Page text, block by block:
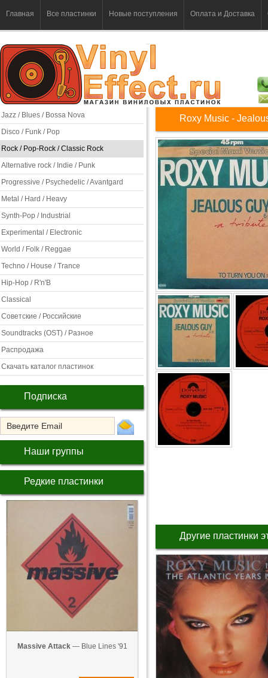
Главная Все пластинки Новые поступления Оплата и Доставка
Jazz / Blues / Bossa Nova
Disco / Funk / Pop
Rock / Pop-Rock / Classic Rock
Alternative rock / Indie / Punk
Progressive / Psychedelic / Avantgard
Metal / Hard / Heavy
Synth-Pop / Industrial
Experimental / Electronic
World / Folk / Reggae
Techno / House / Trance
Hip-Hop / R'n'B
Classical
Советские / Российские
Soundtracks (OST) / Разное
Распродажа
Скачать каталог пластинок
Подписка
Наши группы
Редкие пластинки
Massive Attack— Blue Lines '91
Roxy Music -
Другие пластинки